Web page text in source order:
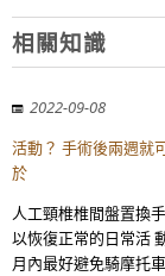
相關知識
2022-09-08
活動？ 手術後兩週就
於
人工頸椎椎間盤置換
以恢復正常的日常活
月內最好避免騎摩托